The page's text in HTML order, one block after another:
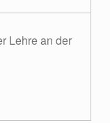
Lehre an der